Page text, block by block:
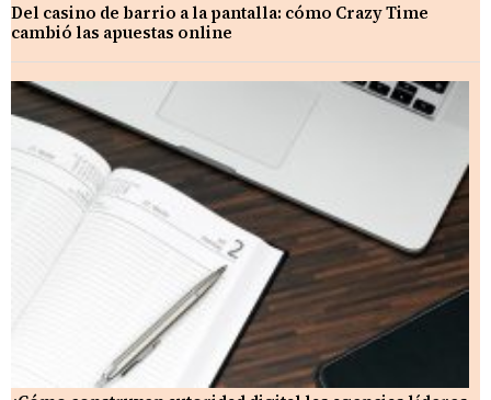
Del casino de barrio a la pantalla: cómo Crazy Time
cambió las apuestas online